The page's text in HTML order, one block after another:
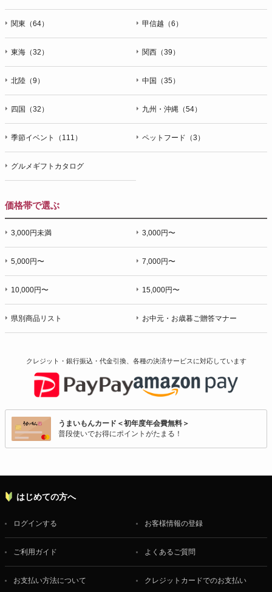
関東（64） 甲信越（6）
東海（32） 関西（39）
北陸（9） 中国（35）
四国（32） 九州・沖縄（54）
季節イベント（111） ペットフード（3）
グルメギフトカタログ
価格帯で選ぶ
3,000円未満 3,000円〜
5,000円〜 7,000円〜
10,000円〜 15,000円〜
県別商品リスト お中元・お歳暮ご贈答マナー
クレジット・銀行振込・代金引換、各種の決済サービスに対応しています
うまいもんカード＜初年度年会費無料＞
普段使いでお得にポイントがたまる！
はじめての方へ
ログインする お客様情報の登録
ご利用ガイド よくあるご質問
お支払い方法について クレジットカードでのお支払い